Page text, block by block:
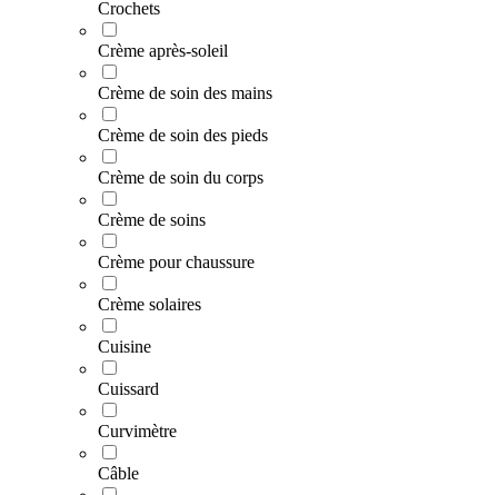
Crochets
Crème après-soleil
Crème de soin des mains
Crème de soin des pieds
Crème de soin du corps
Crème de soins
Crème pour chaussure
Crème solaires
Cuisine
Cuissard
Curvimètre
Câble